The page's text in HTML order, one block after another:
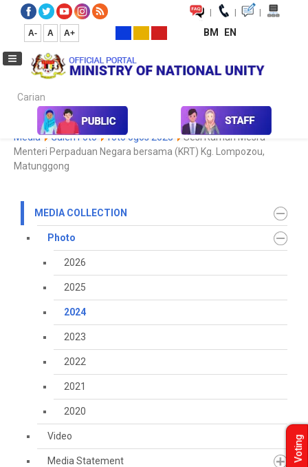
| | |
A- A A+ BM EN
Carian...
Media Media Collection Photo 2024
Koleksi
Media
Galeri Foto foto ogos 2025
Sesi Ramah Mesra
Menteri Perpaduan Negara bersama (KRT) Kg. Lompozou,
Matunggong
MEDIA COLLECTION
Photo
2026
2025
2024
2023
2022
2021
2020
Video
Media Statement Voting